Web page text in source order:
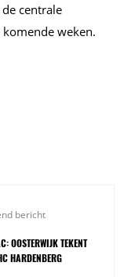
centrale
weken.
bericht
OOSTERWIJK TEKENT
HARDENBERG